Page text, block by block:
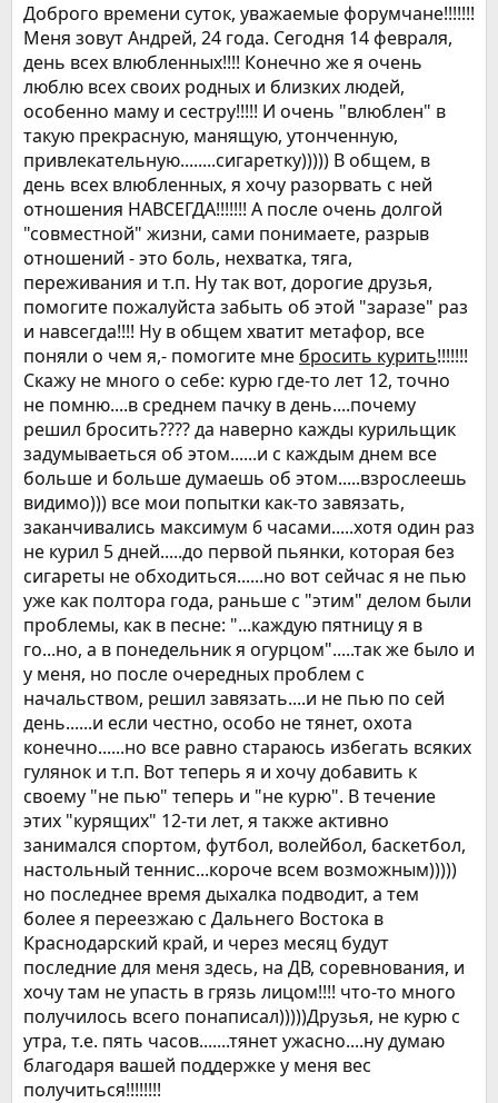
Доброго времени суток, уважаемые форумчане!!!!!!!
Меня зовут Андрей, 24 года. Сегодня 14 февраля,
день всех влюбленных!!!! Конечно же я очень
люблю всех своих родных и близких людей,
особенно маму и сестру!!!!! И очень "влюблен" в
такую прекрасную, манящую, утонченную,
привлекательную........сигаретку))))) В общем, в
день всех влюбленных, я хочу разорвать с ней
отношения НАВСЕГДА!!!!!!! А после очень долгой
"совместной" жизни, сами понимаете, разрыв
отношений - это боль, нехватка, тяга,
переживания и т.п. Ну так вот, дорогие друзья,
помогите пожалуйста забыть об этой "заразе" раз
и навсегда!!!! Ну в общем хватит метафор, все
поняли о чем я,- помогите мне бросить курить!!!!!!!
Скажу не много о себе: курю где-то лет 12, точно
не помню....в среднем пачку в день....почему
решил бросить???? да наверно кажды курильщик
задумываеться об этом......и с каждым днем все
больше и больше думаешь об этом.....взрослеешь
видимо))) все мои попытки как-то завязать,
заканчивались максимум 6 часами.....хотя один раз
не курил 5 дней.....до первой пьянки, которая без
сигареты не обходиться......но вот сейчас я не пью
уже как полтора года, раньше с "этим" делом были
проблемы, как в песне: "...каждую пятницу я в
го...но, а в понедельник я огурцом".....так же было и
у меня, но после очередных проблем с
начальством, решил завязать....и не пью по сей
день......и если честно, особо не тянет, охота
конечно......но все равно стараюсь избегать всяких
гулянок и т.п. Вот теперь я и хочу добавить к
своему "не пью" теперь и "не курю". В течение
этих "курящих" 12-ти лет, я также активно
занимался спортом, футбол, волейбол, баскетбол,
настольный теннис...короче всем возможным)))))
но последнее время дыхалка подводит, а тем
более я переезжаю с Дальнего Востока в
Краснодарский край, и через месяц будут
последние для меня здесь, на ДВ, соревнования, и
хочу там не упасть в грязь лицом!!!! что-то много
получилось всего понаписал)))))Друзья, не курю с
утра, т.е. пять часов.......тянет ужасно....ну думаю
благодаря вашей поддержке у меня вес
получиться!!!!!!!!